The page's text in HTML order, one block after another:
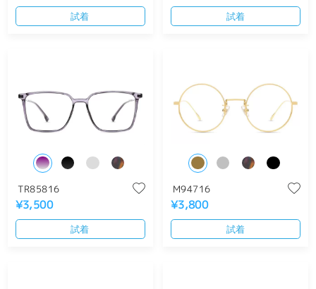
試着 試着
TR85816
¥3,500
試着
M94716
¥3,800
試着